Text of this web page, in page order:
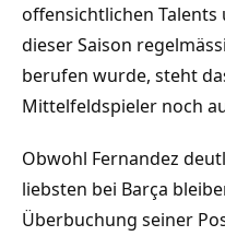
offensichtlichen Talents
dieser Saison
berufen wurde, steht
Mittelfeldspieler noch
Obwohl Fernandez
liebsten bei Barça
Überbuchung seiner